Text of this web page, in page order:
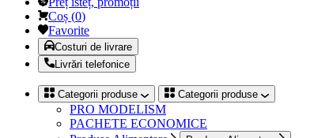
Coș (0)
Favorite
Costuri de livrare
Livrări telefonice
Categorii produse Categorii produse
PRO MODELISM
PACHETE ECONOMICE